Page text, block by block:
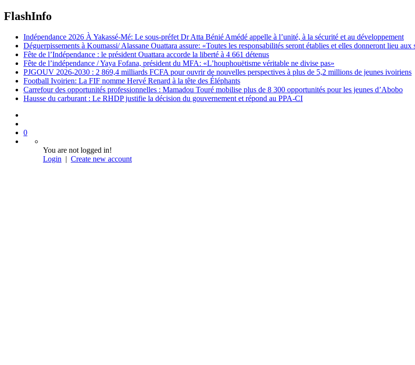
FlashInfo
Indépendance 2026 À Yakassé-Mé: Le sous-préfet Dr Atta Bénié Amédé appelle à l’unité, à la sécurité et au développement
Déguerpissements à Koumassi/ Alassane Ouattara assure: «Toutes les responsabilités seront établies et elles donneront lieu
Fête de l’Indépendance : le président Ouattara accorde la liberté à 4 661 détenus
Fête de l’indépendance / Yaya Fofana, président du MFA: «L’houphouëtisme véritable ne divise pas»
PJGOUV 2026-2030 : 2 869,4 milliards FCFA pour ouvrir de nouvelles perspectives à plus de 5,2 millions de jeunes ivoiriens
Football Ivoirien: La FIF nomme Hervé Renard à la tête des Éléphants
Carrefour des opportunités professionnelles : Mamadou Touré mobilise plus de 8 300 opportunités pour les jeunes d’Abobo
Hausse du carburant : Le RHDP justifie la décision du gouvernement et répond au PPA-CI
0
You are not logged in!
Login | Create new account